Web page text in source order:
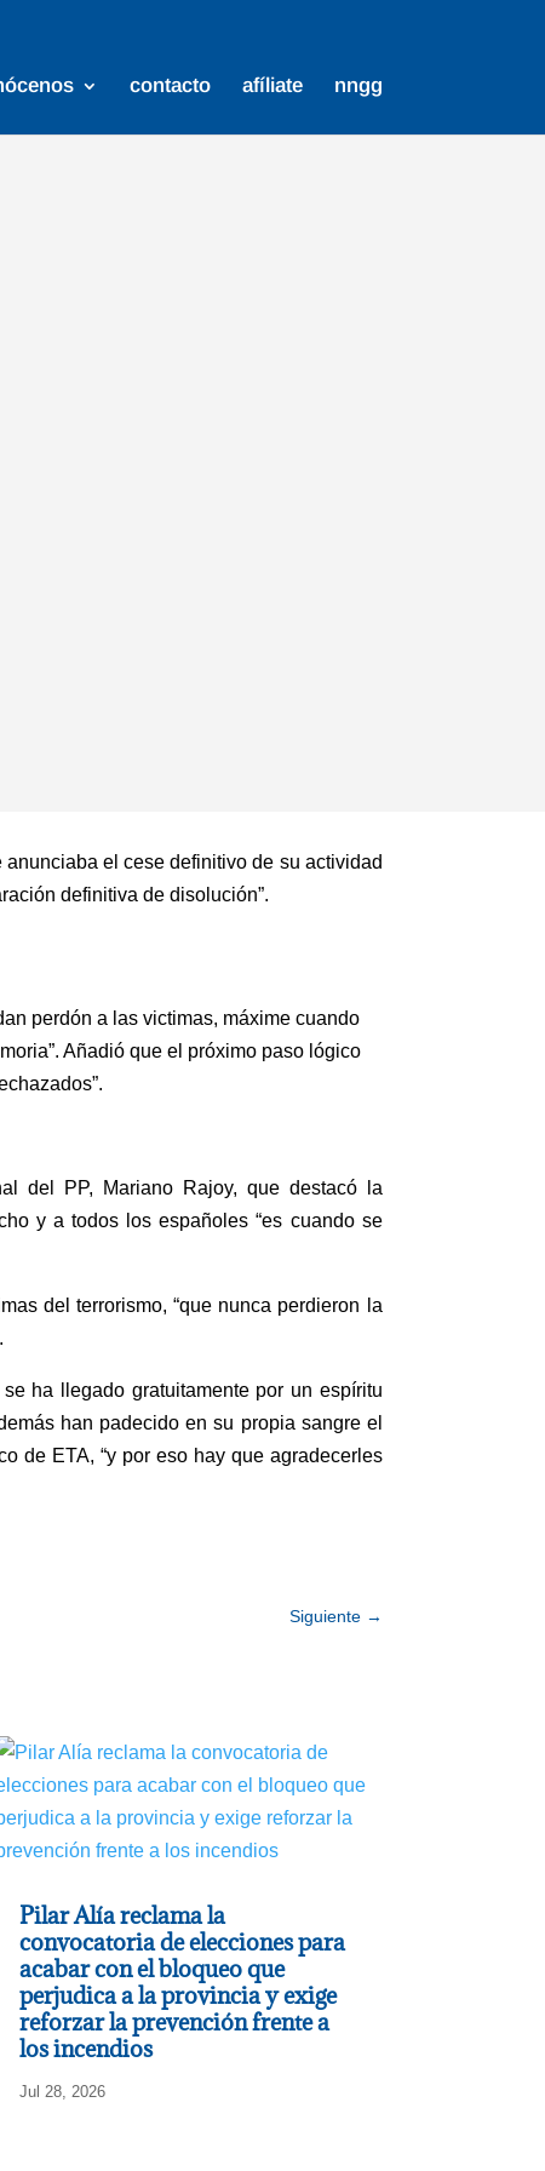
contacto afíliate nngg
el cese definitivo de su actividad
definitiva de disolución”.
perdón a las victimas, máxime cuando
Añadió que el próximo paso lógico
del PP, Mariano Rajoy, que destacó la
y a todos los españoles “es cuando se
del terrorismo, “que nunca perdieron la
ha llegado gratuitamente por un espíritu
han padecido en su propia sangre el
de ETA, “y por eso hay que agradecerles
Siguiente→
Pilar Alía reclama la
convocatoria de elecciones para
acabar con el bloqueo que
perjudica a la provincia y exige
reforzar la prevención frente a
los incendios
Jul 28, 2026